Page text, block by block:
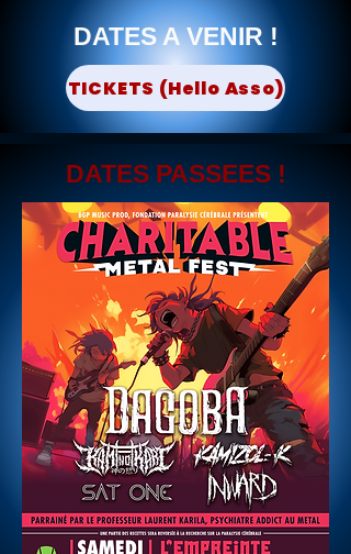
DATES A VENIR !
TICKETS (Hello Asso)
DATES PASSEES !